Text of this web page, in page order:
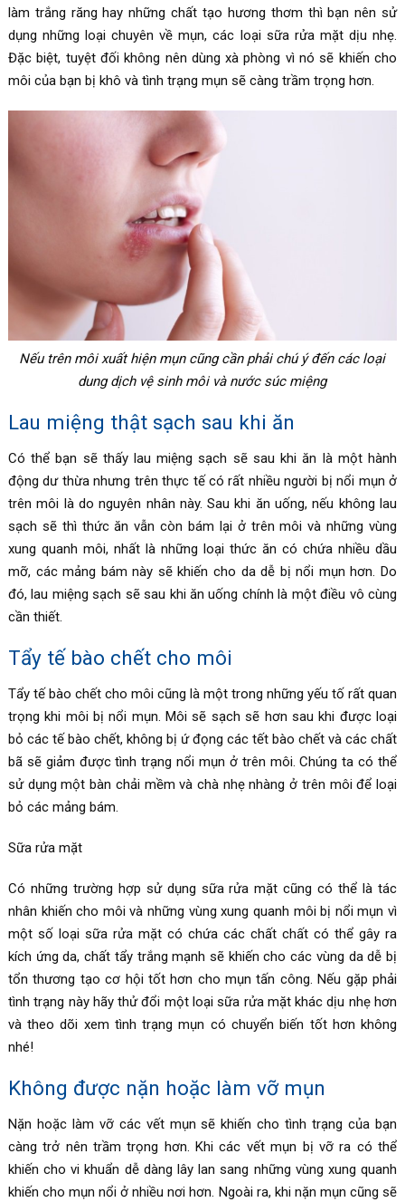
làm trắng răng hay những chất tạo hương thơm thì bạn nên sử
dụng những loại chuyên về mụn, các loại sữa rửa mặt dịu nhẹ.
Đặc biệt, tuyệt đối không nên dùng xà phòng vì nó sẽ khiến cho
môi của bạn bị khô và tình trạng mụn sẽ càng trầm trọng hơn.
Nếu trên môi xuất hiện mụn cũng cần phải chú ý đến các loại
dung dịch vệ sinh môi và nước súc miệng
Lau miệng thật sạch sau khi ăn
Có thể bạn sẽ thấy lau miệng sạch sẽ sau khi ăn là một hành
động dư thừa nhưng trên thực tế có rất nhiều người bị nổi mụn ở
trên môi là do nguyên nhân này. Sau khi ăn uống, nếu không lau
sạch sẽ thì thức ăn vẫn còn bám lại ở trên môi và những vùng
xung quanh môi, nhất là những loại thức ăn có chứa nhiều dầu
mỡ, các mảng bám này sẽ khiến cho da dễ bị nổi mụn hơn. Do
đó, lau miệng sạch sẽ sau khi ăn uống chính là một điều vô cùng
cần thiết.
Tẩy tế bào chết cho môi
Tẩy tế bào chết cho môi cũng là một trong những yếu tố rất quan
trọng khi môi bị nổi mụn. Môi sẽ sạch sẽ hơn sau khi được loại
bỏ các tế bào chết, không bị ứ đọng các tết bào chết và các chất
bã sẽ giảm được tình trạng nổi mụn ở trên môi. Chúng ta có thể
sử dụng một bàn chải mềm và chà nhẹ nhàng ở trên môi để loại
bỏ các mảng bám.
Sữa rửa mặt
Có những trường hợp sử dụng sữa rửa mặt cũng có thể là tác
nhân khiến cho môi và những vùng xung quanh môi bị nổi mụn vì
một số loại sữa rửa mặt có chứa các chất chất có thể gây ra
kích ứng da, chất tẩy trắng mạnh sẽ khiến cho các vùng da dễ bị
tổn thương tạo cơ hội tốt hơn cho mụn tấn công. Nếu gặp phải
tình trạng này hãy thử đổi một loại sữa rửa mặt khác dịu nhẹ hơn
và theo dõi xem tình trạng mụn có chuyển biến tốt hơn không
nhé!
Không được nặn hoặc làm vỡ mụn
Nặn hoặc làm vỡ các vết mụn sẽ khiến cho tình trạng của bạn
càng trở nên trầm trọng hơn. Khi các vết mụn bị vỡ ra có thể
khiến cho vi khuẩn dễ dàng lây lan sang những vùng xung quanh
khiến cho mụn nổi ở nhiều nơi hơn. Ngoài ra, khi nặn mụn cũng sẽ